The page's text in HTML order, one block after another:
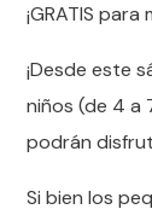
¡GRATIS
¡Desde este
niños (de 4 a
podrán
Si bien los